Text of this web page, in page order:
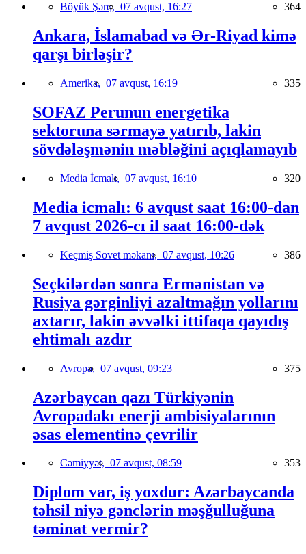
Böyük Şərq, 07 avqust, 16:27 364
Ankara, İslamabad və Ər-Riyad kimə
qarşı birləşir?
Amerika, 07 avqust, 16:19 335
SOFAZ Perunun energetika
sektoruna sərmayə yatırıb, lakin
sövdələşmənin məbləğini açıqlamayıb
Media İcmalı, 07 avqust, 16:10 320
Media icmalı: 6 avqust saat 16:00-dan
7 avqust 2026-cı il saat 16:00-dək
Keçmiş Sovet məkanı, 07 avqust, 10:26 386
Seçkilərdən sonra Ermənistan və
Rusiya gərginliyi azaltmağın yollarını
axtarır, lakin əvvəlki ittifaqa qayıdış
ehtimalı azdır
Avropa, 07 avqust, 09:23 375
Azərbaycan qazı Türkiyənin
Avropadakı enerji ambisiyalarının
əsas elementinə çevrilir
Cəmiyyət, 07 avqust, 08:59 353
Diplom var, iş yoxdur: Azərbaycanda
təhsil niyə gənclərin məşğulluğuna
təminat vermir?